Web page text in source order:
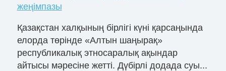
жеңімпазы
Қазақстан халқының бірлігі күні қарсаңында
елорда төрінде «Алтын шаңырақ»
республикалық этносаралық ақындар
айтысы мәресіне жетті. Дүбірлі додада суы...